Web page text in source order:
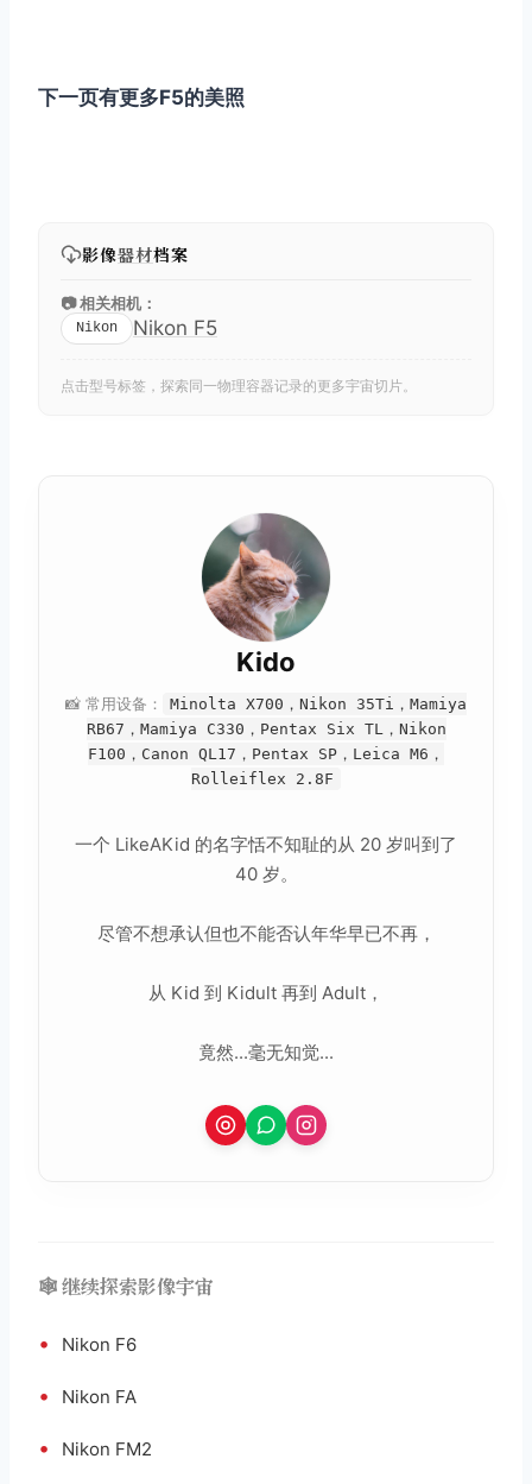
下一页有更多F5的美照
影像器材档案
📷 相关相机：
Nikon Nikon F5
点击型号标签，探索同一物理容器记录的更多宇宙切片。
Kido
📸 常用设备：
Minolta X700，Nikon 35Ti，Mamiya
RB67，Mamiya C330，Pentax Six TL，Nikon
F100，Canon QL17，Pentax SP，Leica M6，
Rolleiflex 2.8F
一个 LikeAKid 的名字恬不知耻的从 20 岁叫到了
40 岁。
尽管不想承认但也不能否认年华早已不再，
从 Kid 到 Kidult 再到 Adult，
竟然...毫无知觉...
🕸️ 继续探索影像宇宙
• Nikon F6
• Nikon FA
• Nikon FM2